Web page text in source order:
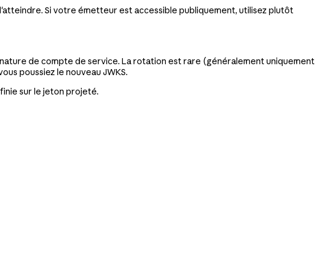
Si votre émetteur est accessible publiquement, utilisez plutôt
de compte de service. La rotation est rare (généralement uniquement
poussiez le nouveau JWKS.
sur le jeton projeté.